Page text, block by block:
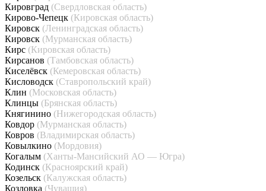
Кировград (Свердловская область)
Кирово-Чепецк (Кировская область)
Кировск (Ленинградская область)
Кировск (Мурманская область)
Кирс (Кировская область)
Кирсанов (Тамбовская область)
Киселёвск (Кемеровская область)
Кисловодск (Ставропольский край)
Клин (Московская область)
Клинцы (Брянская область)
Княгинино (Нижегородская область)
Ковдор (Мурманская область)
Ковров (Владимирская область)
Ковылкино (Мордовия)
Когалым (Ханты-Мансийский АО — Югра)
Кодинск (Красноярский край)
Козельск (Калужская область)
Козловка (Чувашия)